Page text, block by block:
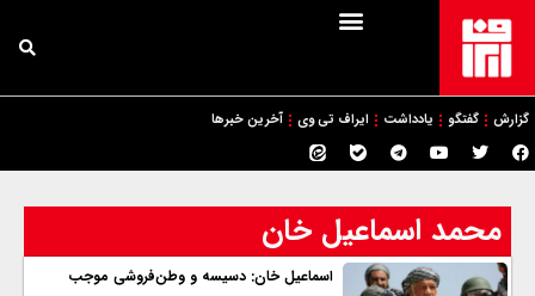
گزارش گفتگو یادداشت ایراف تی وی آخرین خبرها
محمد اسماعیل خان
اسماعیل خان: دسيسه و وطن‌فروشی موجب